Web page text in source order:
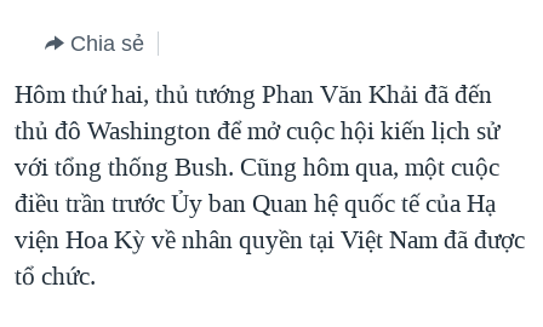
hướng
chính
Đi
tới
"Tìm"
DIỄN ĐÀN
MỤC
TỰ DO BÁO CHÍ
VẠCH TRẦN TIN GIẢ
NGƯỜI VIỆT HẢI NGOẠI
ĐỜI SỐNG
CHUYÊN ĐỀ
CHIẾN TRANH THƯƠNG MẠI CỦA MỸ: QUÁ KHỨ VÀ HIỆN
TẠI
HÀNH TRÌNH BẦU CỬ 2024
HỌC TIẾNG ANH
VIDEO
NGHE
Chia sẻ
Hôm thứ hai, thủ tướng Phan Văn Khải đã đến
thủ đô Washington để mở cuộc hội kiến lịch sử
với tổng thống Bush. Cũng hôm qua, một cuộc
điều trần trước Ủy ban Quan hệ quốc tế của Hạ
viện Hoa Kỳ về nhân quyền tại Việt Nam đã được
tổ chức.